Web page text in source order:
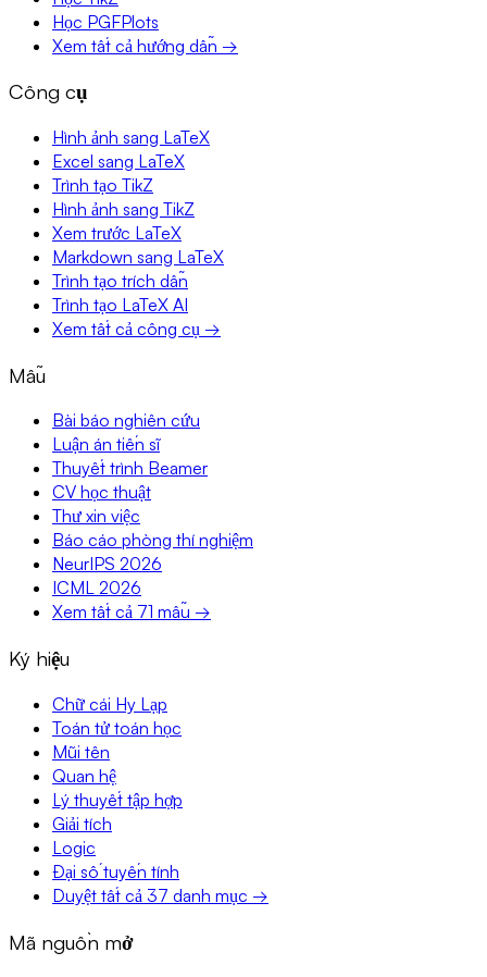
Học PGFPlots
Xem tất cả hướng dẫn →
Công cụ
Hình ảnh sang LaTeX
Excel sang LaTeX
Trình tạo TikZ
Hình ảnh sang TikZ
Xem trước LaTeX
Markdown sang LaTeX
Trình tạo trích dẫn
Trình tạo LaTeX AI
Xem tất cả công cụ →
Mẫu
Bài báo nghiên cứu
Luận án tiến sĩ
Thuyết trình Beamer
CV học thuật
Thư xin việc
Báo cáo phòng thí nghiệm
NeurIPS 2026
ICML 2026
Xem tất cả 71 mẫu →
Ký hiệu
Chữ cái Hy Lạp
Toán tử toán học
Mũi tên
Quan hệ
Lý thuyết tập hợp
Giải tích
Logic
Đại số tuyến tính
Duyệt tất cả 37 danh mục →
Mã nguồn mở